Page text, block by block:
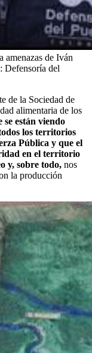
amenazas de Iván
Defensoría del
de la Sociedad de
alimentaria de los
se están viendo
los territorios
Pública y que el
en el territorio
y, sobre todo, nos
la producción